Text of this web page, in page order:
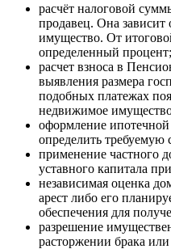
расчёт налоговой
продавец. Она
имущество. От
определенный процент;
расчет взноса в
выявления размера
подобных платежах
недвижимое
оформление
определить
применение частного
уставного капитала
независимая оценка
арест либо его
обеспечения для
разрешение
расторжении брака